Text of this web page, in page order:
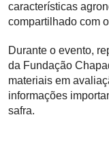
características
compartilhado com
Durante o evento,
da Fundação
materiais em
informações
safra.